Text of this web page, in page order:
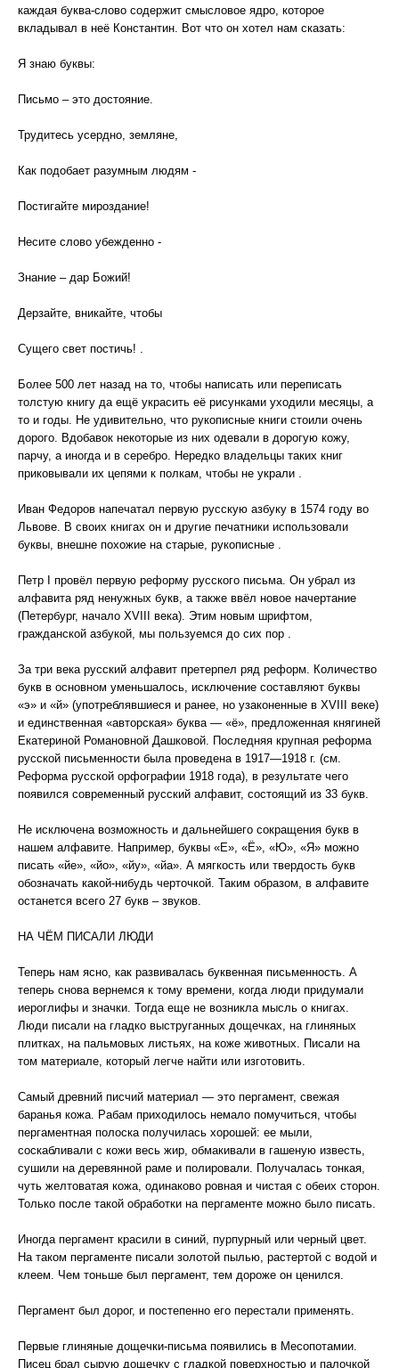
каждая буква-слово содержит смысловое ядро, которое
вкладывал в неё Константин. Вот что он хотел нам сказать:
Я знаю буквы:
Письмо – это достояние.
Трудитесь усердно, земляне,
Как подобает разумным людям -
Постигайте мироздание!
Несите слово убежденно -
Знание – дар Божий!
Дерзайте, вникайте, чтобы
Сущего свет постичь! .
Более 500 лет назад на то, чтобы написать или переписать
толстую книгу да ещё украсить её рисунками уходили месяцы, а
то и годы. Не удивительно, что рукописные книги стоили очень
дорого. Вдобавок некоторые из них одевали в дорогую кожу,
парчу, а иногда и в серебро. Нередко владельцы таких книг
приковывали их цепями к полкам, чтобы не украли .
Иван Федоров напечатал первую русскую азбуку в 1574 году во
Львове. В своих книгах он и другие печатники использовали
буквы, внешне похожие на старые, рукописные .
Петр I провёл первую реформу русского письма. Он убрал из
алфавита ряд ненужных букв, а также ввёл новое начертание
(Петербург, начало XVIII века). Этим новым шрифтом,
гражданской азбукой, мы пользуемся до сих пор .
За три века русский алфавит претерпел ряд реформ. Количество
букв в основном уменьшалось, исключение составляют буквы
«э» и «й» (употреблявшиеся и ранее, но узаконенные в XVIII веке)
и единственная «авторская» буква — «ё», предложенная княгиней
Екатериной Романовной Дашковой. Последняя крупная реформа
русской письменности была проведена в 1917—1918 г. (см.
Реформа русской орфографии 1918 года), в результате чего
появился современный русский алфавит, состоящий из 33 букв.
Не исключена возможность и дальнейшего сокращения букв в
нашем алфавите. Например, буквы «Е», «Ё», «Ю», «Я» можно
писать «йе», «йо», «йу», «йа». А мягкость или твердость букв
обозначать какой-нибудь черточкой. Таким образом, в алфавите
останется всего 27 букв – звуков.
НА ЧЁМ ПИСАЛИ ЛЮДИ
Теперь нам ясно, как развивалась буквенная письменность. А
теперь снова вернемся к тому времени, когда люди придумали
иероглифы и значки. Тогда еще не возникла мысль о книгах.
Люди писали на гладко выструганных дощечках, на глиняных
плитках, на пальмовых листьях, на коже животных. Писали на
том материале, который легче найти или изготовить.
Самый древний писчий материал — это пергамент, свежая
баранья кожа. Рабам приходилось немало помучиться, чтобы
пергаментная полоска получилась хорошей: ее мыли,
соскабливали с кожи весь жир, обмакивали в гашеную известь,
сушили на деревянной раме и полировали. Получалась тонкая,
чуть желтоватая кожа, одинаково ровная и чистая с обеих сторон.
Только после такой обработки на пергаменте можно было писать.
Иногда пергамент красили в синий, пурпурный или черный цвет.
На таком пергаменте писали золотой пылью, растертой с водой и
клеем. Чем тоньше был пергамент, тем дороже он ценился.
Пергамент был дорог, и постепенно его перестали применять.
Первые глиняные дощечки-письма появились в Месопотамии.
Писец брал сырую дощечку с гладкой поверхностью и палочкой